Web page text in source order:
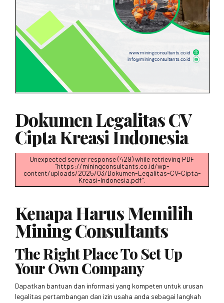
Dokumen Legalitas CV
Cipta Kreasi Indonesia
Unexpected server response (429) while retrieving PDF
"https://miningconsultants.co.id/wp-
content/uploads/2025/03/Dokumen-Legalitas-CV-Cipta-
Kreasi-Indonesia.pdf".
Kenapa Harus Memilih
Mining Consultants
The Right Place To Set Up
Your Own Company
Dapatkan bantuan dan informasi yang kompeten untuk urusan
legalitas pertambangan dan izin usaha anda sebagai langkah